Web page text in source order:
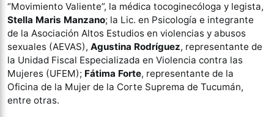
“Movimiento Valiente”, la médica tocoginecóloga y legista,
Stella Maris Manzano; la Lic. en Psicología e integrante
de la Asociación Altos Estudios en violencias y abusos
sexuales (AEVAS), Agustina Rodríguez, representante de
la Unidad Fiscal Especializada en Violencia contra las
Mujeres (UFEM); Fátima Forte, representante de la
Oficina de la Mujer de la Corte Suprema de Tucumán,
entre otras.